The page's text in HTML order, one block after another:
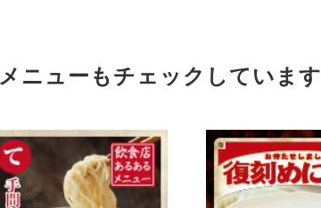
メニューもチェックしています